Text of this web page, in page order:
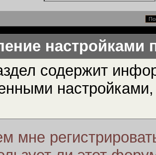
настройками
содержит
мне